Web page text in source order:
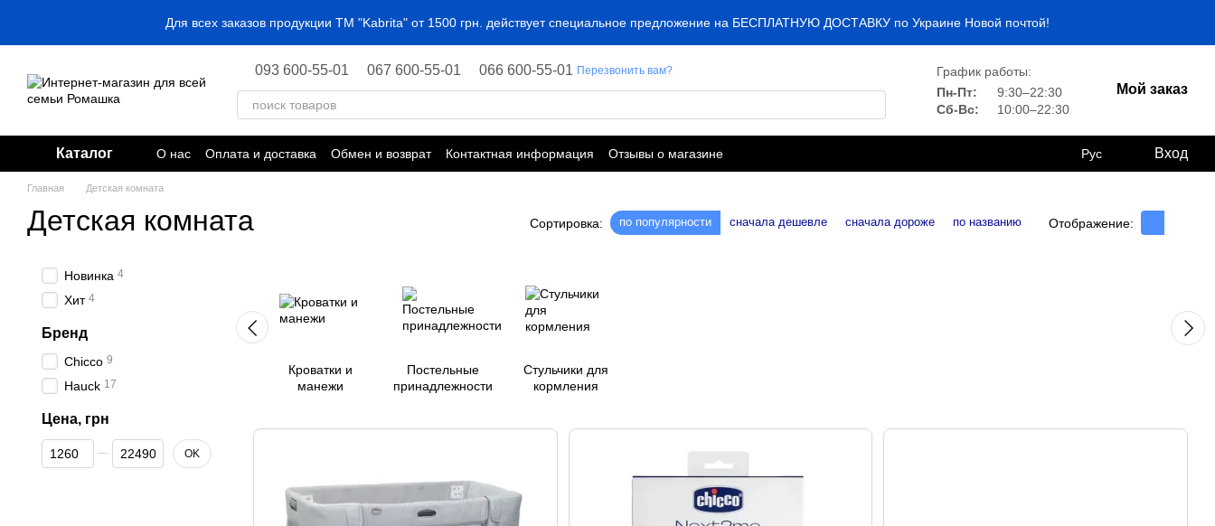
Для всех заказов продукции ТМ "Kabrita" от 1500 грн. действует специальное предложение на БЕСПЛАТНУЮ ДОСТАВКУ по Украине Новой почтой!
093 600-55-01 067 600-55-01 066 600-55-01 Перезвонить вам?
График работы:
Пн-Пт:
9:30–22:30
Сб-Вс:
10:00–22:30
Мой заказ
Каталог О нас Оплата и доставка Обмен и возврат Контактная информация Отзывы о магазине Рус Вход
Главная Детская комната
Детская комната Сортировка: по популярности сначала дешевле сначала дороже по названию Отображение:
Кроватки и
манежи
Постельные
принадлежности
Стульчики для
кормления
Новинка 4
Хит 4
Бренд
Chicco 9
Hauck 17
Цена, грн
От Цена, грн
До Цена, грн OK